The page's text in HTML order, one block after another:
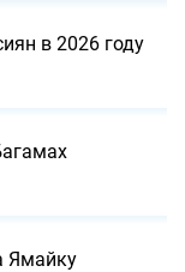
в 2026 году
Ямайку